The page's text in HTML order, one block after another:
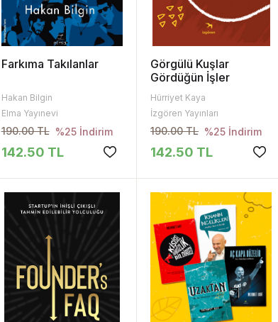
Farkıma Takılanlar
Hakan Bilgin
Elma Yayınevi
190.00 TL %25 İndirim
142.50 TL
Görgülü Kuşlar
Gördüğün İşler
Hürriyet Kaya
İzgören Yayınları
190.00 TL %25 İndirim
142.50 TL